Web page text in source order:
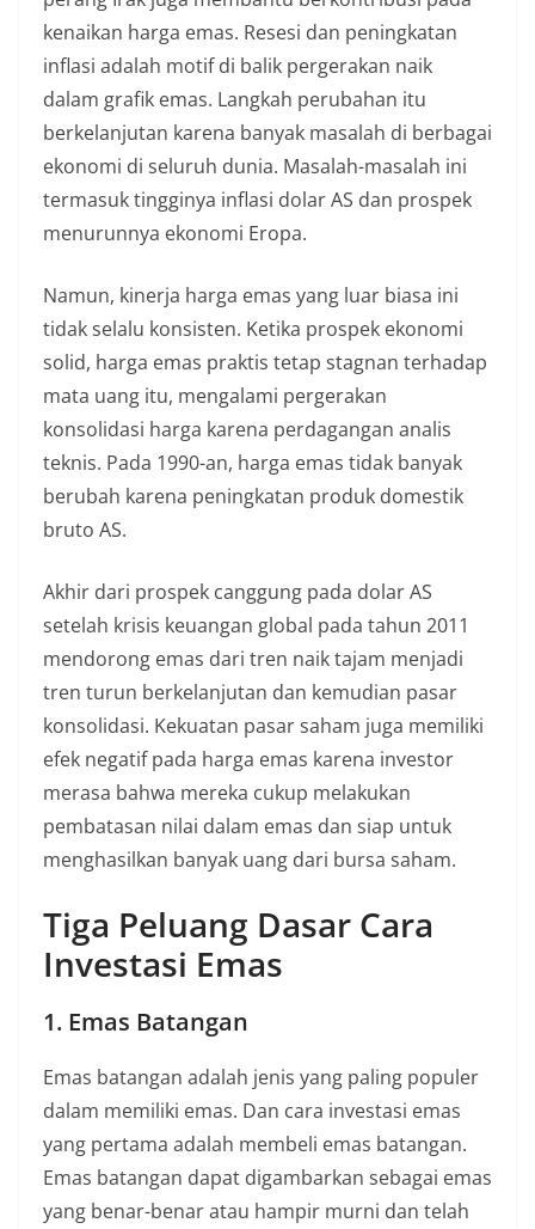
kenaikan harga emas. Resesi dan peningkatan
inflasi adalah motif di balik pergerakan naik
dalam grafik emas. Langkah perubahan itu
berkelanjutan karena banyak masalah di berbagai
ekonomi di seluruh dunia. Masalah-masalah ini
termasuk tingginya inflasi dolar AS dan prospek
menurunnya ekonomi Eropa.
Namun, kinerja harga emas yang luar biasa ini
tidak selalu konsisten. Ketika prospek ekonomi
solid, harga emas praktis tetap stagnan terhadap
mata uang itu, mengalami pergerakan
konsolidasi harga karena perdagangan analis
teknis. Pada 1990-an, harga emas tidak banyak
berubah karena peningkatan produk domestik
bruto AS.
Akhir dari prospek canggung pada dolar AS
setelah krisis keuangan global pada tahun 2011
mendorong emas dari tren naik tajam menjadi
tren turun berkelanjutan dan kemudian pasar
konsolidasi. Kekuatan pasar saham juga memiliki
efek negatif pada harga emas karena investor
merasa bahwa mereka cukup melakukan
pembatasan nilai dalam emas dan siap untuk
menghasilkan banyak uang dari bursa saham.
Tiga Peluang Dasar Cara
Investasi Emas
1. Emas Batangan
Emas batangan adalah jenis yang paling populer
dalam memiliki emas. Dan cara investasi emas
yang pertama adalah membeli emas batangan.
Emas batangan dapat digambarkan sebagai emas
yang benar-benar atau hampir murni dan telah